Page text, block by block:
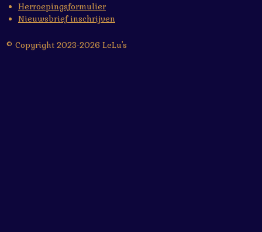
Herroepingsformulier
Nieuwsbrief inschrijven
© Copyright 2023-2026 LeLu's